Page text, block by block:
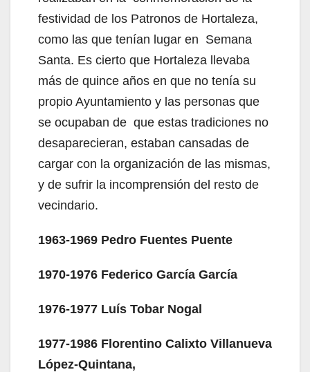
festividad de los Patronos de Hortaleza,
como las que tenían lugar en Semana
Santa. Es cierto que Hortaleza llevaba
más de quince años en que no tenía su
propio Ayuntamiento y las personas que
se ocupaban de que estas tradiciones no
desaparecieran, estaban cansadas de
cargar con la organización de las mismas,
y de sufrir la incomprensión del resto de
vecindario.
1963-1969 Pedro Fuentes Puente
1970-1976 Federico García García
1976-1977 Luís Tobar Nogal
1977-1986 Florentino Calixto Villanueva
López-Quintana,